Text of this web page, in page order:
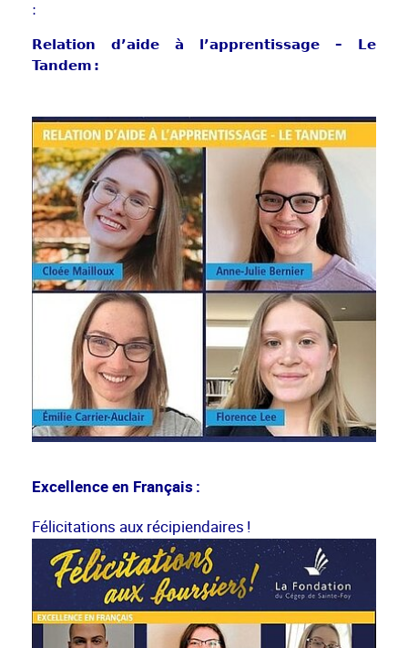
Show larger version
:
Relation d’aide à l’apprentissage – Le
Tandem :
Show larger version
Excellence en Français :
Félicitations aux récipiendaires !